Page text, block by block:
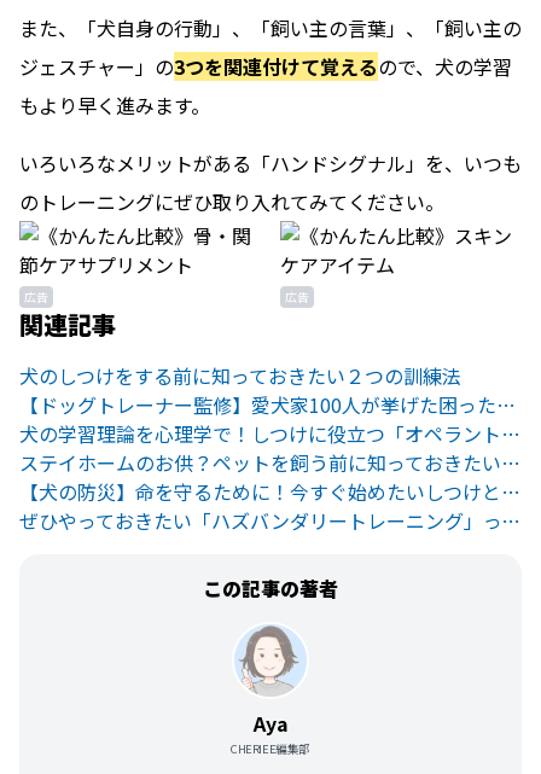
また、「犬自身の行動」、「飼い主の言葉」、「飼い主の
ジェスチャー」の3つを関連付けて覚えるので、犬の学習
もより早く進みます。
いろいろなメリットがある「ハンドシグナル」を、いつも
のトレーニングにぜひ取り入れてみてください。
広告 広告
関連記事
犬のしつけをする前に知っておきたい２つの訓練法
【ドッグトレーナー監修】愛犬家100人が挙げた困った行動トップ10と役立つ対処法とは？
犬の学習理論を心理学で！しつけに役立つ「オペラント条件付け」とは
ステイホームのお供？ペットを飼う前に知っておきたい4つのこと
【犬の防災】命を守るために！今すぐ始めたいしつけと災害対策
ぜひやっておきたい「ハズバンダリートレーニング」って何？
この記事の著者
Aya
CHERIEE編集部